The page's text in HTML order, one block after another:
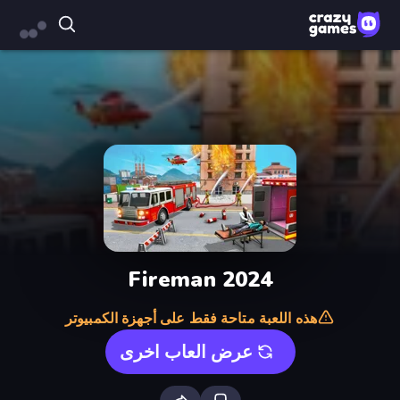
Fireman 2024
هذه اللعبة متاحة فقط على أجهزة الكمبيوتر
عرض العاب اخرى